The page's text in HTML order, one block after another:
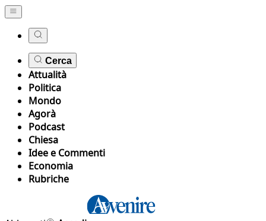
Cerca
Attualità
Politica
Mondo
Agorà
Podcast
Chiesa
Idee e Commenti
Economia
Rubriche